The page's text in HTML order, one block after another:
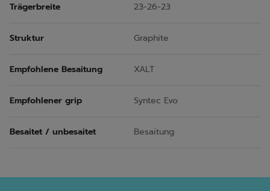
Trägerbreite 23-26-23
Struktur Graphite
Empfohlene Besaitung XALT
Empfohlener grip Syntec Evo
Besaitet / unbesaitet Besaitung